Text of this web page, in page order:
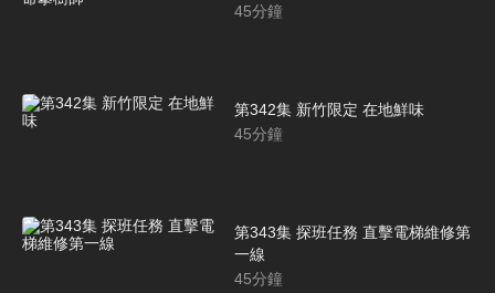
45分鐘
第342集 新竹限定 在地鮮味
45分鐘
第343集 探班任務 直擊電梯維修第
一線
45分鐘